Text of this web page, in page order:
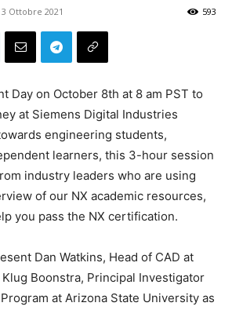
3 Ottobre 2021 593
Day on October 8th at 8 am PST to
at Siemens Digital Industries
engineering students,
learners, this 3-hour session
industry leaders who are using
of our NX academic resources,
you pass the NX certification.
Dan Watkins, Head of CAD at
Boonstra, Principal Investigator
Program at Arizona State University as